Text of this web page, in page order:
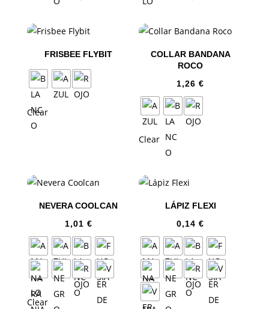
FRISBEE FLYBIT
Clear
COLLAR BANDANA
ROCO
1,26€
Clear
NEVERA COOLCAN
1,01 €
Clear
LÁPIZ FLEXI
0,14€